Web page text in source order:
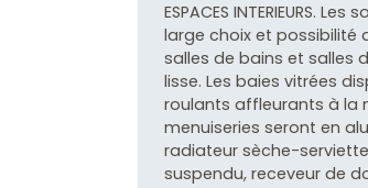
ESPACES INTERIEURS.
large choix et possibilité
salles de bains et salles
lisse. Les baies vitrées
roulants affleurants à la
menuiseries seront en
radiateur sèche-
suspendu, receveur de